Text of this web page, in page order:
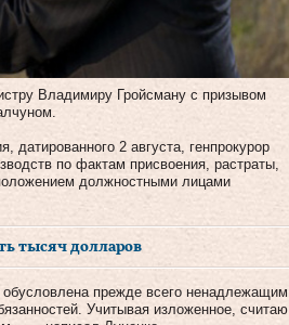
Владимиру Гройсману с призывом
датированного 2 августа, генпрокурор
по фактам присвоения, растраты,
должностными лицами
тысяч долларов
прежде всего ненадлежащим
Учитывая изложенное, считаю